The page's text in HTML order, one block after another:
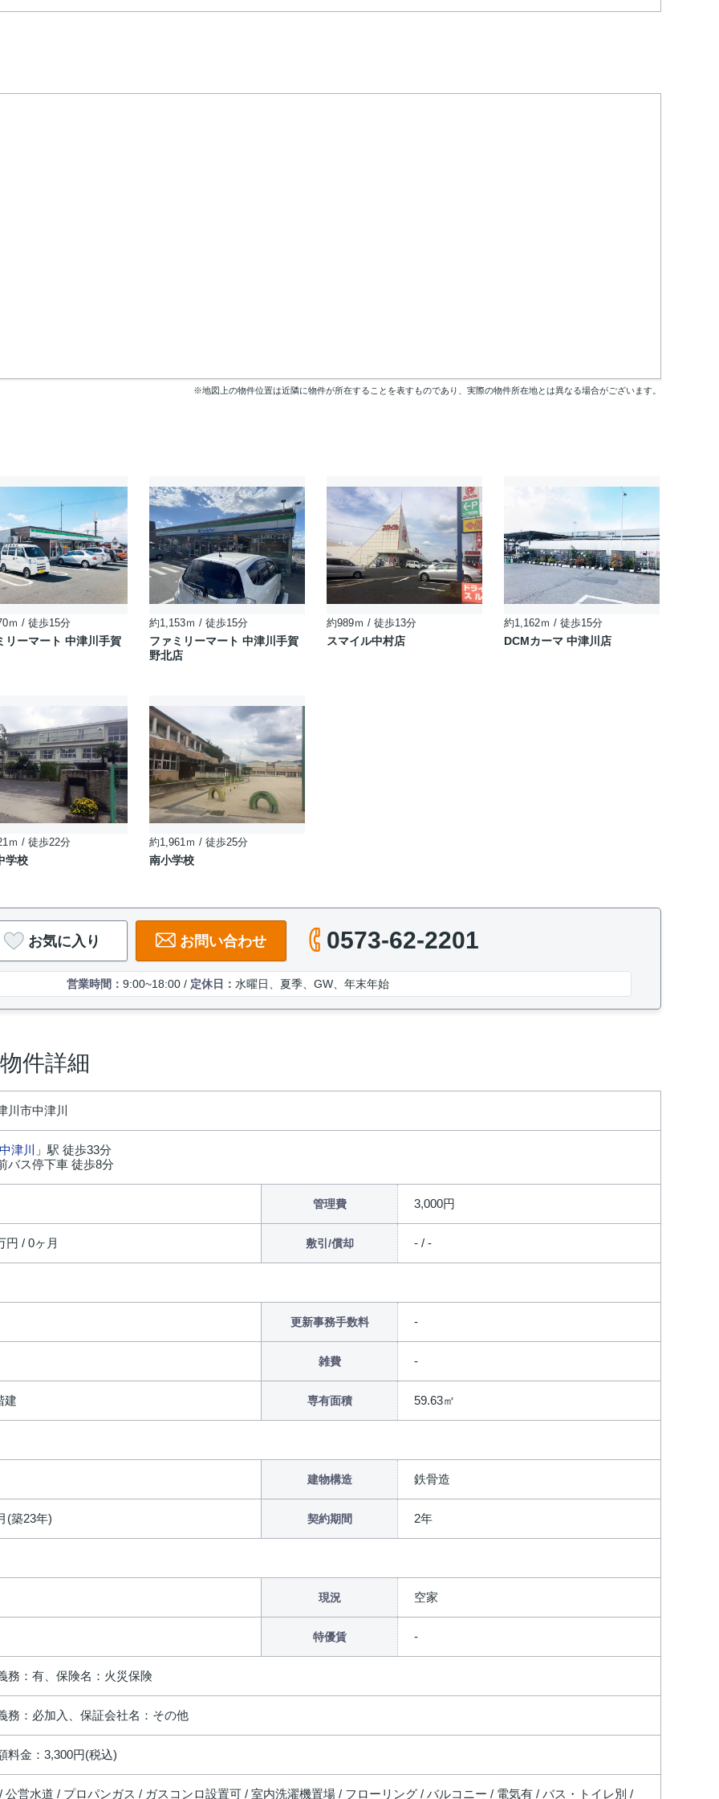
※地図上の物件位置は近隣に物件が所在することを表すものであり、実際の物件所在地とは異なる場合がございます。
ｍ / 徒歩15分
リーマート 中津川手賀
約1,153ｍ / 徒歩15分
ファミリーマート 中津川手賀
野北店
約989ｍ / 徒歩13分
スマイル中村店
約1,162ｍ / 徒歩15分
DCMカーマ 中津川店
ｍ / 徒歩22分
学校
約1,961ｍ / 徒歩25分
南小学校
お気に入り お問い合わせ 0573-62-2201
営業時間： 9:00~18:00 / 定休日： 水曜日、夏季、GW、年末年始
件詳細
川市中津川
中津川
」駅 徒歩33分
バス停下車 徒歩8分
管理費 3,000円
円 / 0ヶ月 敷引/償却 - / -
更新事務手数料
雑費
建 専有面積 59.63㎡
建物構造 鉄骨造
(築23年) 契約期間 2年
現況 空家
特優賃
務：有、保険名：火災保険
務：必加入、保証会社名：その他
料金：3,300円(税込)
公営水道 / プロパンガス / ガスコンロ設置可 / 室内洗濯機置場 / フローリング / バルコニー / 電気有 / バス・トイレ別 /